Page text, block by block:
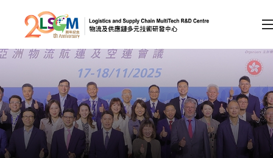
跳到内容（按回车键）
会员登录
A A EN 繁 简